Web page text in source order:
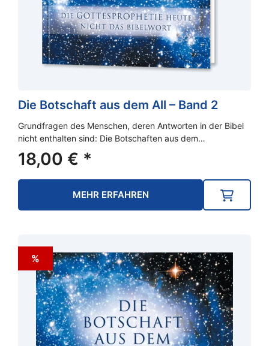
Die Botschaft aus dem All – Band 2
Grundfragen des Menschen, deren Antworten in der Bibel
nicht enthalten sind: Die Botschaften aus dem…
18,00 € *
MEHR ERFAHREN
%